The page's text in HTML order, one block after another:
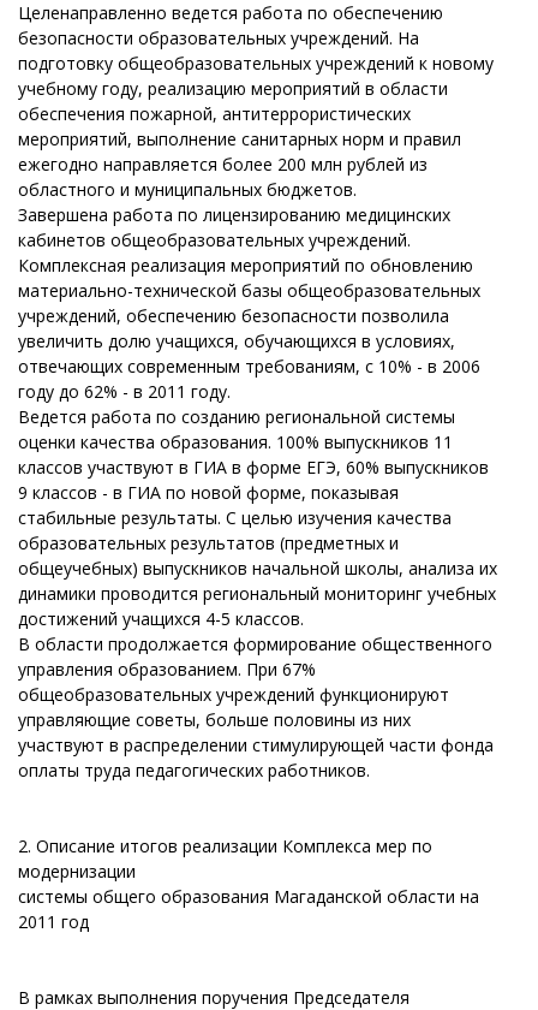
Целенаправленно ведется работа по обеспечению
безопасности образовательных учреждений. На
подготовку общеобразовательных учреждений к новому
учебному году, реализацию мероприятий в области
обеспечения пожарной, антитеррористических
мероприятий, выполнение санитарных норм и правил
ежегодно направляется более 200 млн рублей из
областного и муниципальных бюджетов.
Завершена работа по лицензированию медицинских
кабинетов общеобразовательных учреждений.
Комплексная реализация мероприятий по обновлению
материально-технической базы общеобразовательных
учреждений, обеспечению безопасности позволила
увеличить долю учащихся, обучающихся в условиях,
отвечающих современным требованиям, с 10% - в 2006
году до 62% - в 2011 году.
Ведется работа по созданию региональной системы
оценки качества образования. 100% выпускников 11
классов участвуют в ГИА в форме ЕГЭ, 60% выпускников
9 классов - в ГИА по новой форме, показывая
стабильные результаты. С целью изучения качества
образовательных результатов (предметных и
общеучебных) выпускников начальной школы, анализа их
динамики проводится региональный мониторинг учебных
достижений учащихся 4-5 классов.
В области продолжается формирование общественного
управления образованием. При 67%
общеобразовательных учреждений функционируют
управляющие советы, больше половины из них
участвуют в распределении стимулирующей части фонда
оплаты труда педагогических работников.
2. Описание итогов реализации Комплекса мер по
модернизации
системы общего образования Магаданской области на
2011 год
В рамках выполнения поручения Председателя